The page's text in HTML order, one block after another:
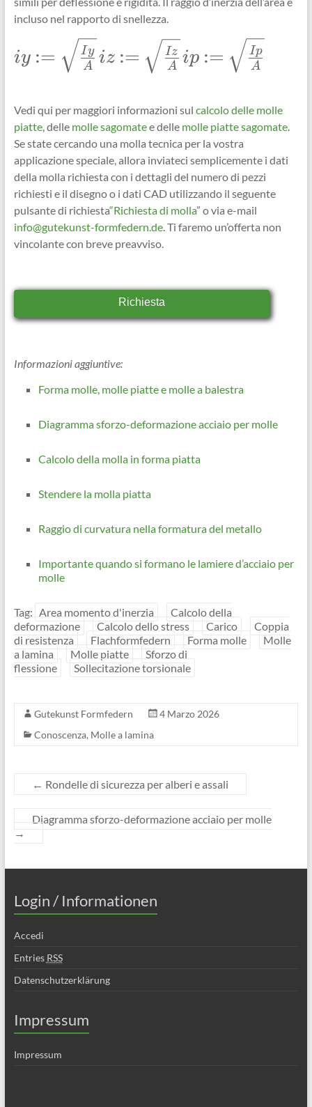
incluso nel rapporto di snellezza.
\Large
iy:=\sqrt{\frac{Iy}
iy := A
Iy
\Large
iz:=\sqrt{\frac{Iz}
iz := A
Iz
\Large
ip:=\sqrt{\frac{Ip}
ip := A
Ip
Vedi qui per maggiori informazioni sul calcolo delle molle
piatte, delle molle sagomatee delle molle piatte sagomate.
Se state cercando una molla tecnica per la vostra
applicazione speciale, allora inviateci semplicemente i dati
della molla richiesta con i dettagli del numero di pezzi
richiesti e il disegno o i dati CAD utilizzando il seguente
pulsante di richiesta“Richiesta di molla” o via e-mail
info@gutekunst-formfedern.de. Ti faremo un’offerta non
vincolante con breve preavviso.
Richiesta
Informazioni aggiuntive:
Forma molle, molle piatte e molle a balestra
Diagramma sforzo-deformazione acciaio per molle
Calcolo della molla in forma piatta
Stendere la molla piatta
Raggio di curvatura nella formatura del metallo
Importante quando si formano le lamiere d’acciaio per
molle
Tag: Area momento d'inerzia
Calcolo della
deformazione
Calcolo dello stress Carico
Coppia
di resistenza
Flachformfedern Forma molle
Molle
a lamina
Molle piatte
Sforzo di
flessione
Sollecitazione torsionale
Gutekunst Formfedern
4 Marzo 2026
Conoscenza, Molle a lamina
← Rondelle di sicurezza per alberi e assali
Diagramma sforzo-deformazione acciaio per molle
→
Login / Informationen
Accedi
Entries RSS
Datenschutzerklärung
Impressum
Impressum